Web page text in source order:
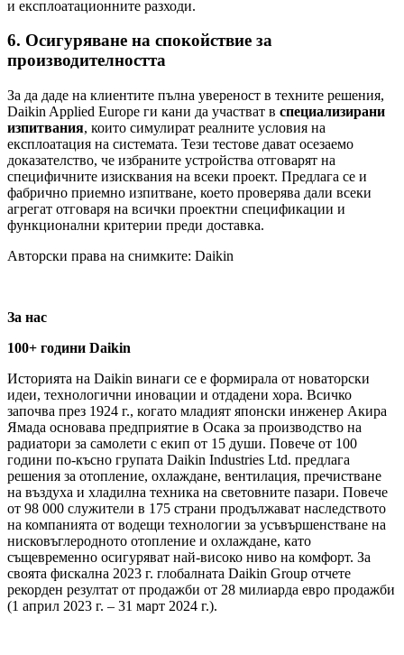
и експлоатационните разходи.
6. Осигуряване на спокойствие за
производителността
За да даде на клиентите пълна увереност в техните решения,
Daikin Applied Europe ги кани да участват в специализирани
изпитвания, които симулират реалните условия на
експлоатация на системата. Тези тестове дават осезаемо
доказателство, че избраните устройства отговарят на
специфичните изисквания на всеки проект. Предлага се и
фабрично приемно изпитване, което проверява дали всеки
агрегат отговаря на всички проектни спецификации и
функционални критерии преди доставка.
Авторски права на снимките: Daikin
За нас
100+ години Daikin
Историята на Daikin винаги се е формирала от новаторски
идеи, технологични иновации и отдадени хора. Всичко
започва през 1924 г., когато младият японски инженер Акира
Ямада основава предприятие в Осака за производство на
радиатори за самолети с екип от 15 души. Повече от 100
години по-късно групата Daikin Industries Ltd. предлага
решения за отопление, охлаждане, вентилация, пречистване
на въздуха и хладилна техника на световните пазари. Повече
от 98 000 служители в 175 страни продължават наследството
на компанията от водещи технологии за усъвършенстване на
нисковъглеродното отопление и охлаждане, като
същевременно осигуряват най-високо ниво на комфорт. За
своята фискална 2023 г. глобалната Daikin Group отчете
рекорден резултат от продажби от 28 милиарда евро продажби
(1 април 2023 г. – 31 март 2024 г.).